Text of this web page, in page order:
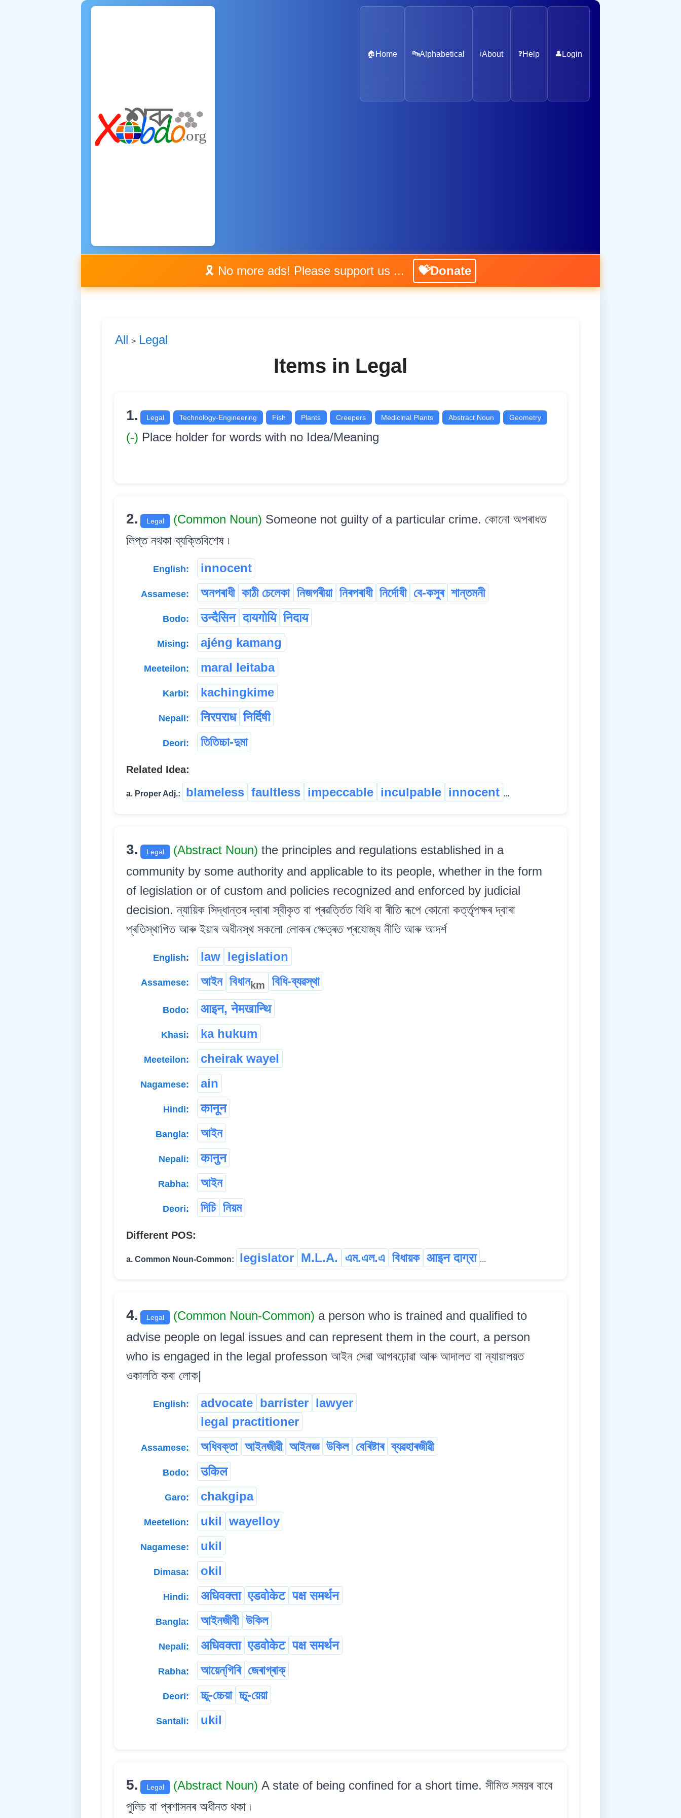
🏠 Home 🔤Alphabetical ℹ️About ❓Help 👤 Login
🎗️ No more ads! Please support us ... 💝Donate
All > Legal
Items in Legal
1. Legal Technology-Engineering Fish Plants Creepers Medicinal Plants Abstract Noun Geometry
(-) Place holder for words with no Idea/Meaning
2. Legal (Common Noun) Someone not guilty of a particular crime. কোনো অপৰাধত
লিপ্ত নথকা ব্যক্তিবিশেষ ৷
English: innocent
Assamese: অনপৰাধী কাঠী চেলেকা নিজগৰীয়া নিৰপৰাধী নিৰ্দোষী বে-কসুৰ শান্তমনী
Bodo: उन्दैसिन दायगोयि निदाय
Mising: ajéng kamang
Meeteilon: maral leitaba
Karbi: kachingkime
Nepali: निरपराध निर्दिषी
Deori: তিতিচ্চা-দুমা
Related Idea:
a. Proper Adj.: blameless faultless impeccable inculpable innocent ...
3. Legal (Abstract Noun) the principles and regulations established in a
community by some authority and applicable to its people, whether in the form
of legislation or of custom and policies recognized and enforced by judicial
decision. ন্যায়িক সিদ্ধান্তৰ দ্বাৰা স্বীকৃত বা প্ৰৱৰ্ত্তিত বিধি বা ৰীতি ৰূপে কোনো কৰ্ত্তৃপক্ষৰ দ্বাৰা
প্ৰতিস্থাপিত আৰু ইয়াৰ অধীনস্থ সকলো লোকৰ ক্ষেত্ৰত প্ৰযোজ্য নীতি আৰু আদৰ্শ
English: law legislation
Assamese: আইন বিধানkm বিধি-ব্যৱস্থা
Bodo: आइन, नेमखान्थि
Khasi: ka hukum
Meeteilon: cheirak wayel
Nagamese: ain
Hindi: कानून
Bangla: আইন
Nepali: कानुन
Rabha: আইন
Deori: দিচি নিয়ম
Different POS:
a. Common Noun-Common: legislator M.L.A. এম.এল.এ বিধায়ক आइन दाग्रा ...
4. Legal (Common Noun-Common) a person who is trained and qualified to
advise people on legal issues and can represent them in the court, a person
who is engaged in the legal professon আইন সেৱা আগবঢ়োৱা আৰু আদালত বা ন্যায়ালয়ত
ওকালতি কৰা লোক|
English: advocate barrister lawyer
legal practitioner
Assamese: অধিবক্তা আইনজীৱী আইনজ্ঞ উকিল বেৰিষ্টাৰ ব্যৱহাৰজীৱী
Bodo: उकिल
Garo: chakgipa
Meeteilon: ukil wayelloy
Nagamese: ukil
Dimasa: okil
Hindi: अधिवक्ता एडवोकेट पक्ष समर्थन
Bangla: আইনজীবী উকিল
Nepali: अधिवक्ता एडवोकेट पक्ष समर्थन
Rabha: আয়েন্‌গিৰি জেৰাগ্ৰাক্‌
Deori: চ্চু-চ্চেয়া চ্চু-য়েয়া
Santali: ukil
5. Legal (Abstract Noun) A state of being confined for a short time. সীমিত সময়ৰ বাবে
পুলিচ বা প্ৰশাসনৰ অধীনত থকা ৷